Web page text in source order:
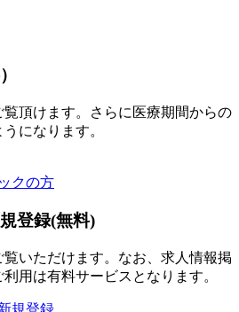
頂けます。さらに医療期間からの
になります。
クの方
登録(無料)
いただけます。なお、求人情報掲
用は有料サービスとなります。
規登録